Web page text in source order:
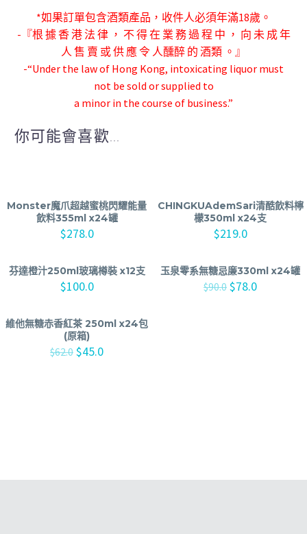
*如果訂單包含酒類產品，收件人必須年滿18歲。
-『根 據 香 港 法 律 ， 不 得 在 業 務 過 程 中 ， 向 未 成 年
人 售 賣 或 供 應 令 人醺醉 的 酒類 。』
-“Under the law of Hong Kong, intoxicating liquor must
not be sold or supplied to
a minor in the course of business.”
你可能會喜歡...
Monster魔爪超越蜜桃閃耀能量
飲料355ml x24罐
$278.0
CHINGKUAdemSari清酷飲料檸
檬350ml x24支
$219.0
芬達橙汁250ml玻璃樽裝 x12支
$100.0
玉泉零系無糖忌廉330ml x24罐
$90.0 $78.0
維他無糖赤香紅茶 250ml x24包
(原箱)
$62.0 $45.0